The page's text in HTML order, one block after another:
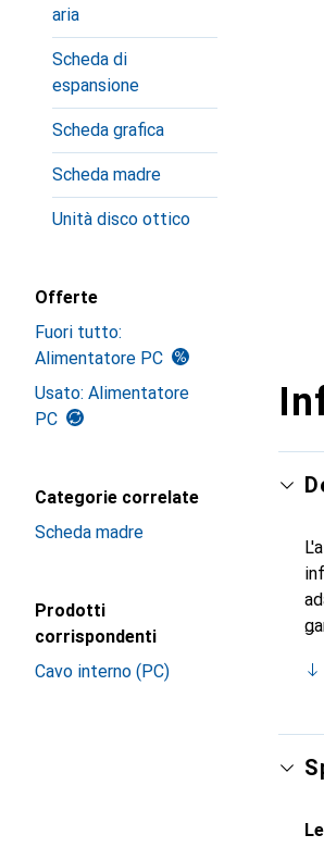
aria
Scheda di
espansione
Scheda grafica
Scheda madre
Unità disco ottico
Offerte
Fuori tutto:
Alimentatore PC
Usato: Alimentatore
PC
Categorie correlate
Scheda madre
Prodotti
corrispondenti
Cavo interno (PC)